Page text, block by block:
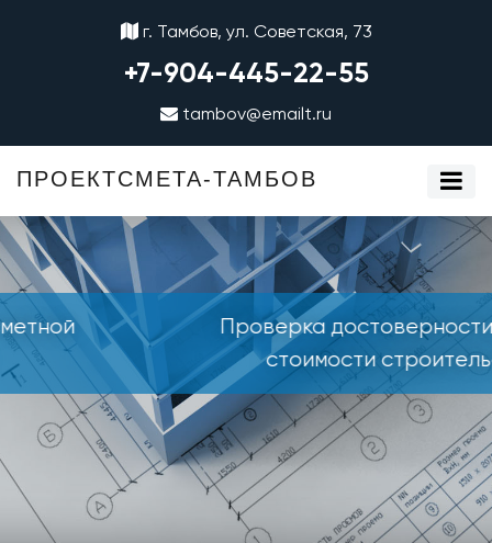
г. Тамбов, ул. Советская, 73
+7-904-445-22-55
tambov@emailt.ru
ПРОЕКТСМЕТА-ТАМБОВ
Проверка достоверности сметной
стоимости строительства